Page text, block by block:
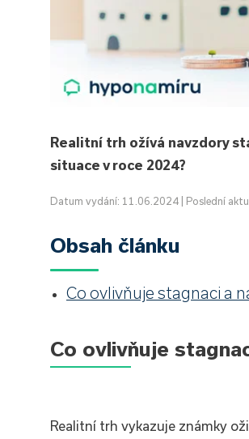
Realitní trh ožívá navzdory
situace v roce 2024?
Datum vydání: 11.06.2024 | Poslední
Obsah článku
Co ovlivňuje stagnaci a
Co ovlivňuje
Realitní trh vykazuje známky